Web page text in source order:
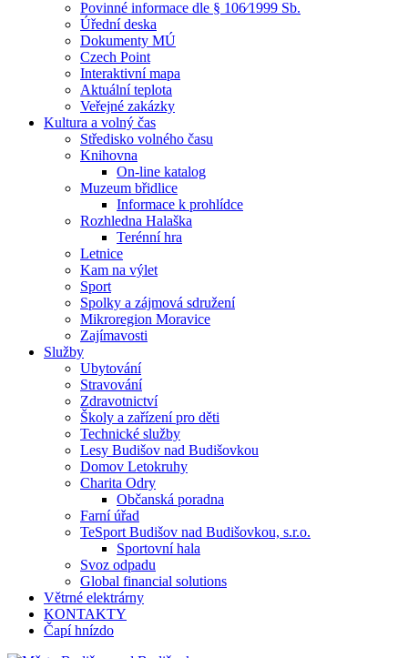
Povinné informace dle § 106⁄1999 Sb.
Úřední deska
Dokumenty MÚ
Czech Point
Interaktivní mapa
Aktuální teplota
Veřejné zakázky
Kultura a volný čas
Středisko volného času
Knihovna
On-line katalog
Muzeum břidlice
Informace k prohlídce
Rozhledna Halaška
Terénní hra
Letnice
Kam na výlet
Sport
Spolky a zájmová sdružení
Mikroregion Moravice
Zajímavosti
Služby
Ubytování
Stravování
Zdravotnictví
Školy a zařízení pro děti
Technické služby
Lesy Budišov nad Budišovkou
Domov Letokruhy
Charita Odry
Občanská poradna
Farní úřad
TeSport Budišov nad Budišovkou, s.r.o.
Sportovní hala
Svoz odpadu
Global financial solutions
Větrné elektrárny
KONTAKTY
Čapí hnízdo